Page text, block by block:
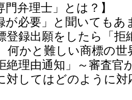
門弁理士」とは？】
が必要」と聞いても
登録出願をしたら「拒
何かと難しい商標の世
絶理由通知」～審査官
対してはどのように